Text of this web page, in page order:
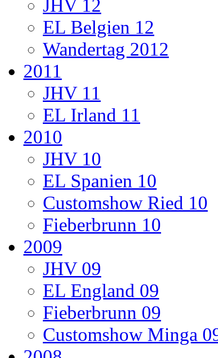
JHV 12
EL Belgien 12
Wandertag 2012
2011
JHV 11
EL Irland 11
2010
JHV 10
EL Spanien 10
Customshow Ried 10
Fieberbrunn 10
2009
JHV 09
EL England 09
Fieberbrunn 09
Customshow Minga